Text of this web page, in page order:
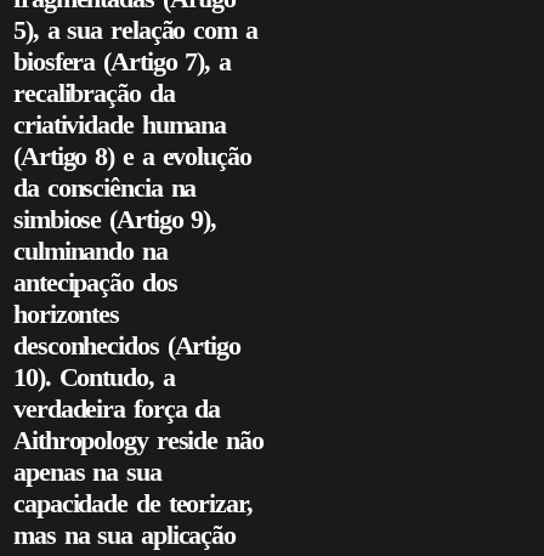
5), a sua relação com a
biosfera (Artigo 7), a
recalibração da
criatividade humana
(Artigo 8) e a evolução
da consciência na
simbiose (Artigo 9),
culminando na
antecipação dos
horizontes
desconhecidos (Artigo
10). Contudo, a
verdadeira força da
Aithropology reside não
apenas na sua
capacidade de teorizar,
mas na sua aplicação